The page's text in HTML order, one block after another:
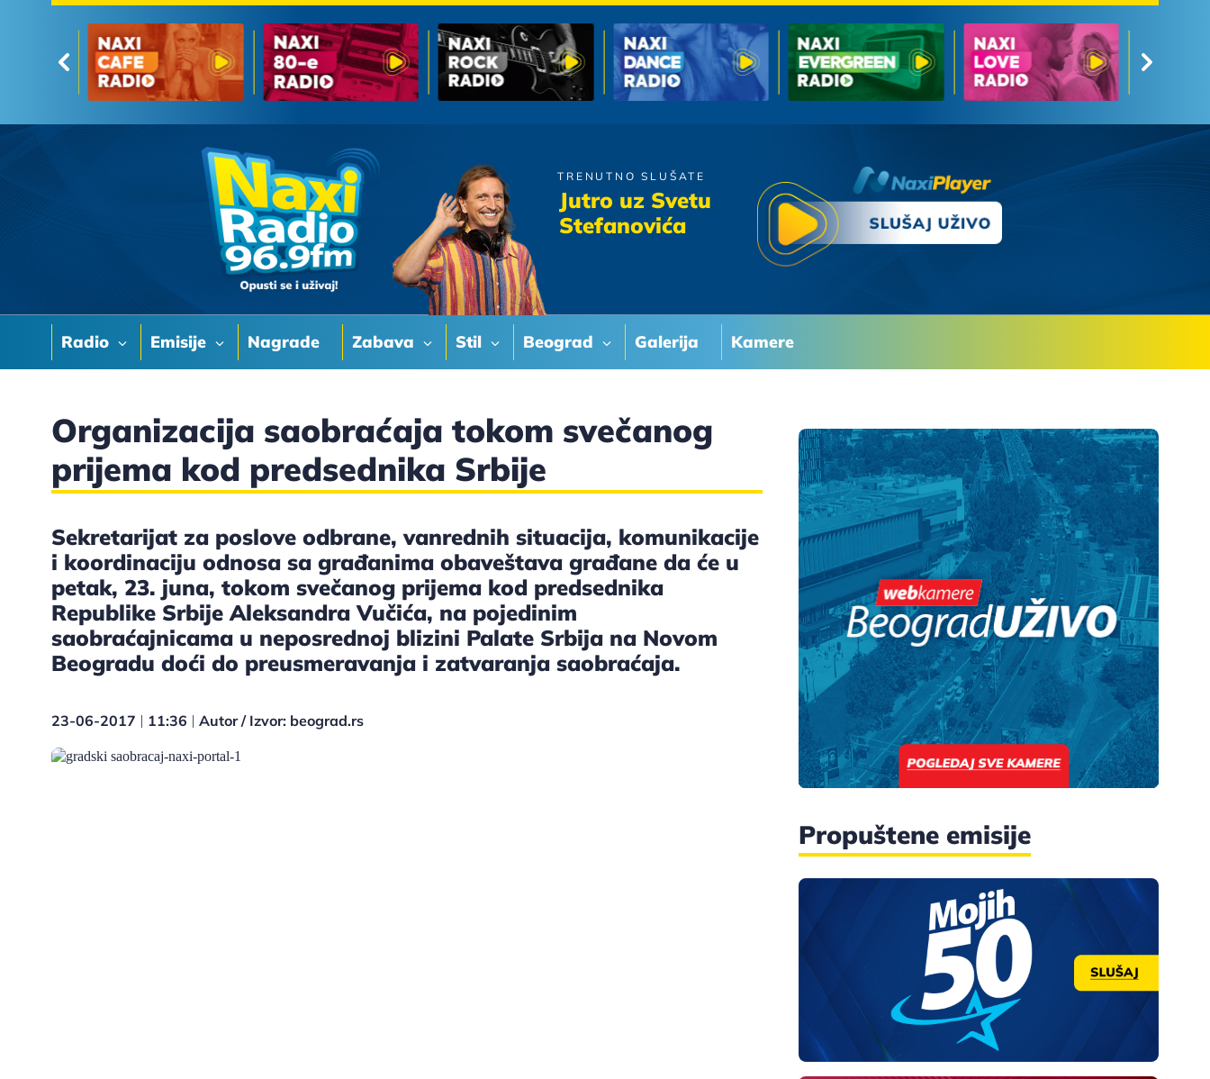
Radio Emisije Nagrade Zabava Stil Beograd Galerija Kamere
TRENUTNO SLUŠATE
Jutro uz Svetu
Stefanovića
Hari Mata Hari
Lud Sam Za Tobom
Organizacija saobraćaja tokom svečanog
prijema kod predsednika Srbije
Sekretarijat za poslove odbrane, vanrednih situacija, komunikacije
i koordinaciju odnosa sa građanima obaveštava građane da će u
petak, 23. juna, tokom svečanog prijema kod predsednika
Republike Srbije Aleksandra Vučića, na pojedinim
saobraćajnicama u neposrednoj blizini Palate Srbija na Novom
Beogradu doći do preusmeravanja i zatvaranja saobraćaja.
23-06-2017 11:36 Autor / Izvor: beograd.rs
Propuštene emisije